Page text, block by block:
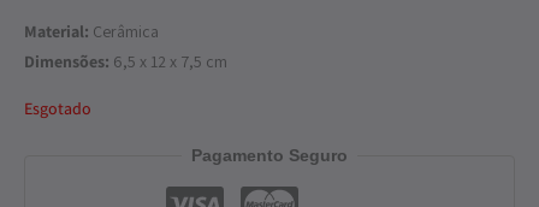
Material: Cerâmica
Dimensões: 6,5 x 12 x 7,5 cm
Esgotado
Pagamento Seguro